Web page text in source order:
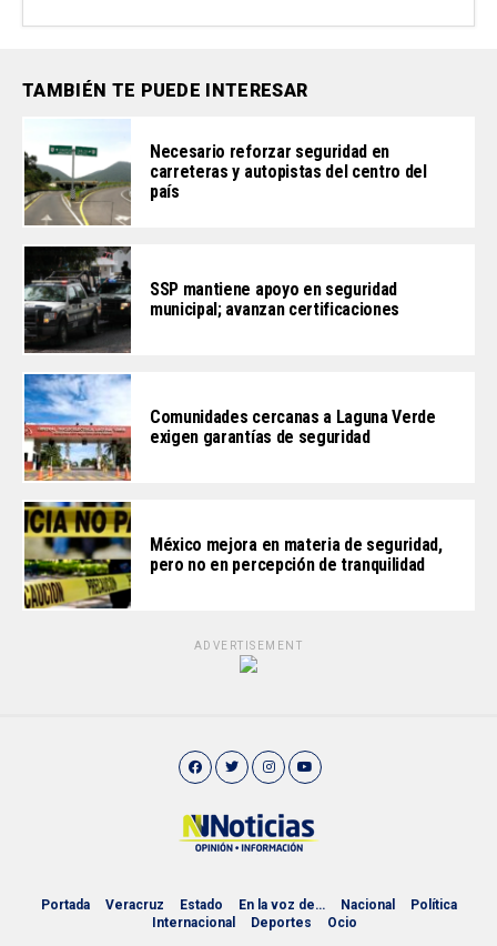
TAMBIÉN TE PUEDE INTERESAR
Necesario reforzar seguridad en
carreteras y autopistas del centro del
país
SSP mantiene apoyo en seguridad
municipal; avanzan certificaciones
Comunidades cercanas a Laguna Verde
exigen garantías de seguridad
México mejora en materia de seguridad,
pero no en percepción de tranquilidad
ADVERTISEMENT
Portada Veracruz Estado En la voz de… Nacional
Política
Internacional
Deportes Ocio